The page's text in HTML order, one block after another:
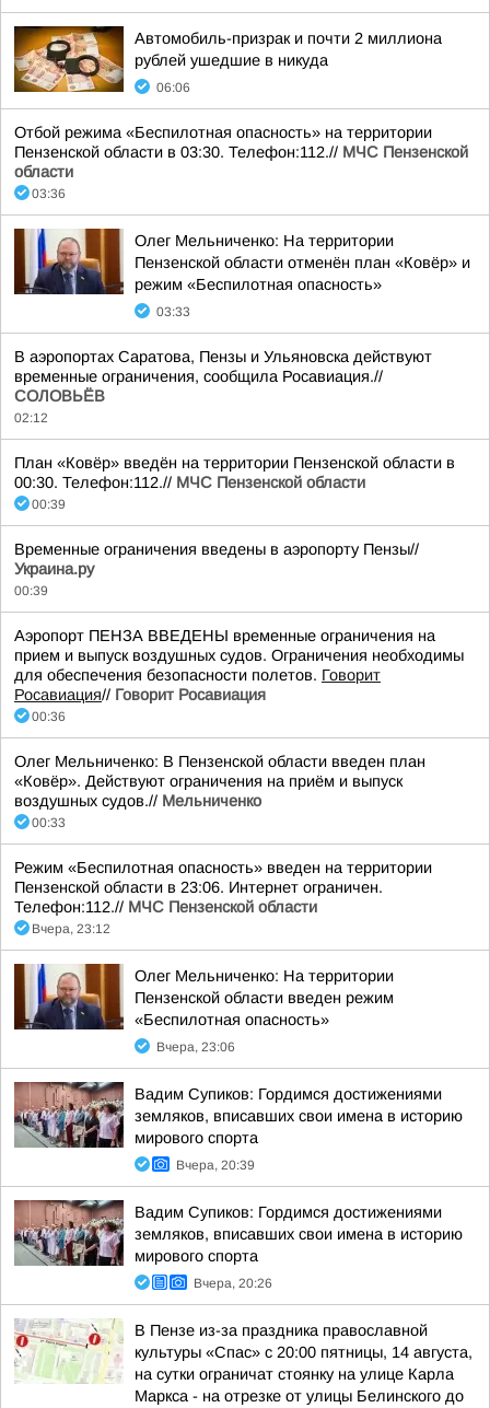
Автомобиль-призрак и почти 2 миллиона
рублей ушедшие в никуда
06:06
Отбой режима «Беспилотная опасность» на территории
Пензенской области в 03:30. Телефон:112.// МЧС Пензенской
области
03:36
Олег Мельниченко: На территории
Пензенской области отменён план «Ковёр» и
режим «Беспилотная опасность»
03:33
В аэропортах Саратова, Пензы и Ульяновска действуют
временные ограничения, сообщила Росавиация.//
СОЛОВЬЁВ
02:12
План «Ковёр» введён на территории Пензенской области в
00:30. Телефон:112.// МЧС Пензенской области
00:39
Временные ограничения введены в аэропорту Пензы//
Украина.ру
00:39
Аэропорт ПЕНЗА ВВЕДЕНЫ временные ограничения на
прием и выпуск воздушных судов. Ограничения необходимы
для обеспечения безопасности полетов. Говорит
Росавиация// Говорит Росавиация
00:36
Олег Мельниченко: В Пензенской области введен план
«Ковёр». Действуют ограничения на приём и выпуск
воздушных судов.// Мельниченко
00:33
Режим «Беспилотная опасность» введен на территории
Пензенской области в 23:06. Интернет ограничен.
Телефон:112.// МЧС Пензенской области
Вчера, 23:12
Олег Мельниченко: На территории
Пензенской области введен режим
«Беспилотная опасность»
Вчера, 23:06
Вадим Супиков: Гордимся достижениями
земляков, вписавших свои имена в историю
мирового спорта
Вчера, 20:39
Вадим Супиков: Гордимся достижениями
земляков, вписавших свои имена в историю
мирового спорта
Вчера, 20:26
В Пензе из-за праздника православной
культуры «Спас» с 20:00 пятницы, 14 августа,
на сутки ограничат стоянку на улице Карла
Маркса - на отрезке от улицы Белинского до